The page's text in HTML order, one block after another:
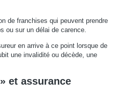
de franchises qui peuvent prendre
ou sur un délai de carence.
en arrive à ce point lorsque de
une invalidité ou décède, une
et assurance